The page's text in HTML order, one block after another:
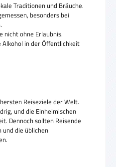
Traditionen und Bräuche.
besonders bei
nicht ohne Erlaubnis.
Alkohol in der Öffentlichkeit
Reiseziele der Welt.
und die Einheimischen
Dennoch sollten Reisende
die üblichen